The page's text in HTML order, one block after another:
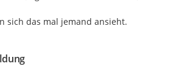
sich das mal jemand ansieht.